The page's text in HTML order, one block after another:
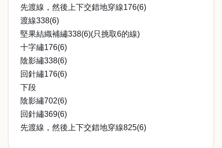
先渡線，然後上下交錯地穿線176(6)
渡線338(6)
堅果結織補繡338(6)(只挑取6的線)
十字繡176(6)
陰影繡338(6)
回針繡176(6)
下段
陰影繡702(6)
回針繡369(6)
先渡線，然後上下交錯地穿線825(6)